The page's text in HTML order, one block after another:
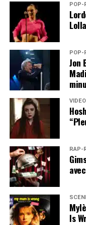
POP-
POP-
Jon
RAP-
Is